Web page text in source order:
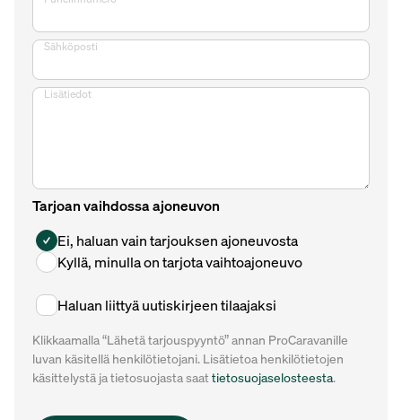
Sähköposti
Lisätiedot
Tarjoan vaihdossa ajoneuvon
Ei, haluan vain tarjouksen ajoneuvosta
Kyllä, minulla on tarjota vaihtoajoneuvo
Haluan liittyä uutiskirjeen tilaajaksi
Klikkaamalla “Lähetä tarjouspyyntö” annan ProCaravanille
luvan käsitellä henkilötietojani. Lisätietoa henkilötietojen
käsittelystä ja tietosuojasta saattietosuojaselosteesta.